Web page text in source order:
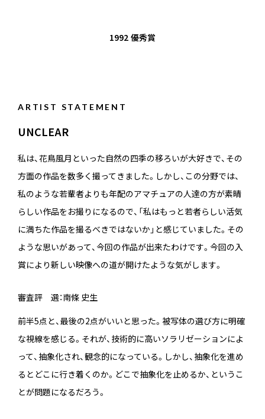
1992 優秀賞
ARTIST STATEMENT
UNCLEAR
私は、花鳥風月といった自然の四季の移ろいが大好きで、その
方面の作品を数多く撮ってきました。しかし、この分野では、
私のような若輩者よりも年配のアマチュアの人達の方が素晴
らしい作品をお撮りになるので、「私はもっと若者らしい活気
に満ちた作品を撮るべきではないか」と感じていました。その
ような思いがあって、今回の作品が出来たわけです。今回の入
賞により新しい映像への道が開けたような気がします。
審査評 選：南條 史生
前半5点と、最後の2点がいいと思った。被写体の選び方に明確
な視線を感じる。それが、技術的に高いソラリゼーションによ
って、抽象化され、観念的になっている。しかし、抽象化を進め
るとどこに行き着くのか。どこで抽象化を止めるか、というこ
とが問題になるだろう。